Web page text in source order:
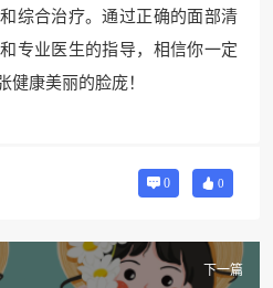
综合治疗。通过正确的面部清
专业医生的指导，相信你一定
健康美丽的脸庞！
0 0
下一篇